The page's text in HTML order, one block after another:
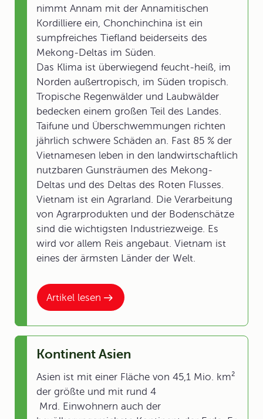
Artikel lesen
nimmt Annam mit der Annamitischen
Kordilliere ein, Chonchinchina ist ein
sumpfreiches Tiefland beiderseits des
Mekong-Deltas im Süden.
Das Klima ist überwiegend feucht-heiß, im
Norden außertropisch, im Süden tropisch.
Tropische Regenwälder und Laubwälder
bedecken einem großen Teil des Landes.
Taifune und Überschwemmungen richten
jährlich schwere Schäden an. Fast 85 % der
Vietnamesen leben in den landwirtschaftlich
nutzbaren Gunsträumen des Mekong-
Deltas und des Deltas des Roten Flusses.
Vietnam ist ein Agrarland. Die Verarbeitung
von Agrarprodukten und der Bodenschätze
sind die wichtigsten Industriezweige. Es
wird vor allem Reis angebaut. Vietnam ist
eines der ärmsten Länder der Welt.
Kontinent Asien
Asien ist mit einer Fläche von 45,1 Mio. km²
der größte und mit rund 4
Mrd. Einwohnern auch der